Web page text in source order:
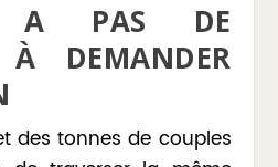
A PAS DE
À DEMANDER
des tonnes de couples